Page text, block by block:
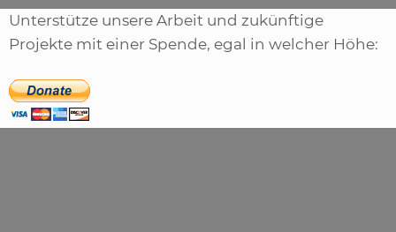
Unterstütze unsere Arbeit und zukünftige
Projekte mit einer Spende, egal in welcher Höhe: